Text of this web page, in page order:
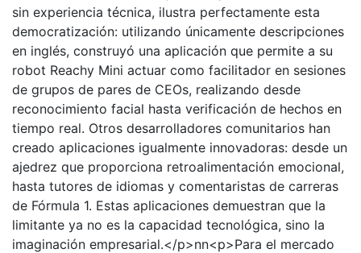
sin experiencia técnica, ilustra perfectamente esta
democratización: utilizando únicamente descripciones
en inglés, construyó una aplicación que permite a su
robot Reachy Mini actuar como facilitador en sesiones
de grupos de pares de CEOs, realizando desde
reconocimiento facial hasta verificación de hechos en
tiempo real. Otros desarrolladores comunitarios han
creado aplicaciones igualmente innovadoras: desde un
ajedrez que proporciona retroalimentación emocional,
hasta tutores de idiomas y comentaristas de carreras
de Fórmula 1. Estas aplicaciones demuestran que la
limitante ya no es la capacidad tecnológica, sino la
imaginación empresarial.</p>nn<p>Para el mercado